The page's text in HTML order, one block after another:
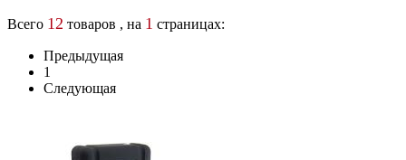
Всего 12 товаров , на 1 страницах:
Предыдущая
1
Следующая